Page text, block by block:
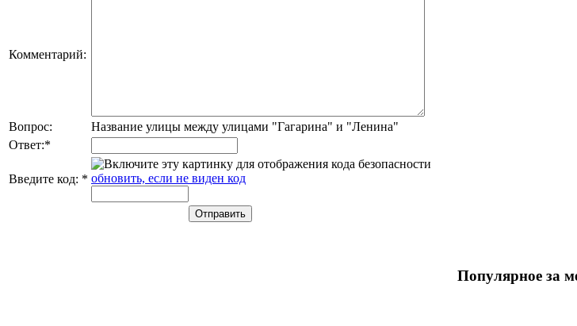
Комментарий:
Вопрос:
Название улицы между улицами "Гагарина" и "Ленина"
Ответ:*
Введите код: * обновить, если не виден код
Популярное за